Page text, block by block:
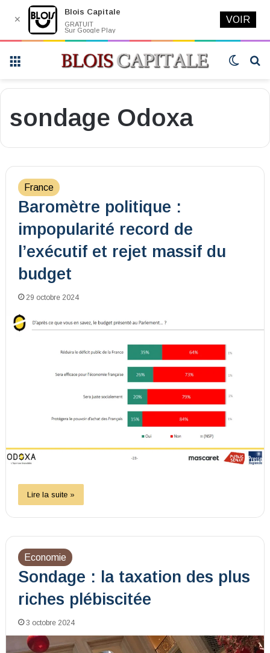
Switch
sondage Odoxa
France
Baromètre politique :
impopularité record de
l’exécutif et rejet massif du
budget
29 octobre 2024
Lire la suite »
Economie
Sondage : la taxation des plus
riches plébiscitée
3 octobre 2024
✕
Blois Capitale
GRATUIT
Sur Google Play
VOIR